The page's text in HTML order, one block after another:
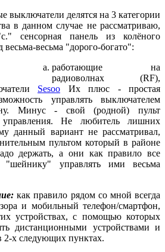
выключатели делятся на 3 категории
в данном случае не рассматриваю,
панель из колёного
весьма-весьма "дорого-богато":
работающие на
радиоволнах (RF),
Sesoo Их плюс - простая
управлять выключателем
Минус - свой (родной) пульт
управления. Не любитель лишних
данный вариант не рассматривал,
пультом который в районе
держать, а они как правило все
управлять ими весьма
как правило рядом со мной всегда
и мобильный телефон/смартфон,
устройствах, с помощью которых
дистанционными устройствами и
2-х следующих пунктах.